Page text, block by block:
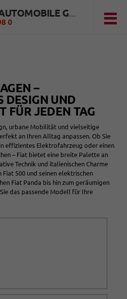
HUBER AUTOMOBILE GMBH
0
–
DESIGN UND
FÜR JEDEN TAG
urbane Mobilität und vielseitige
an Ihren Alltag anpassen. Ob Sie
effizientes Elektrofahrzeug oder einen
– Fiat bietet eine breite Palette an
Technik und italienischen Charme
Fiat 500 und seinen elektrischen
Fiat Panda bis hin zum geräumigen
das passende Modell für Ihre